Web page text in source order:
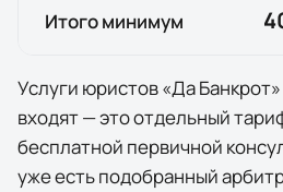
Итого минимум
Услуги юристов «Да
входят— это отдельный
бесплатной первичной
уже есть подобранный